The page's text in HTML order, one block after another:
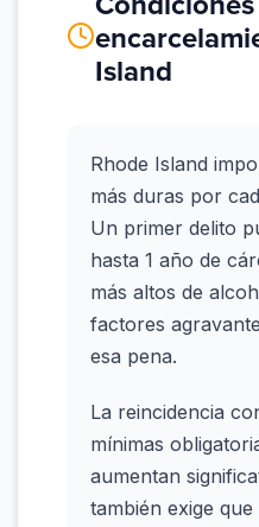
Island
Rhode Island
más duras por
Un primer delito
hasta 1 año de
más altos de
factores
esa pena.
La reincidencia
mínimas
aumentan
también exige que